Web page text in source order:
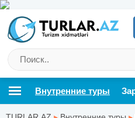
Внутренние туры